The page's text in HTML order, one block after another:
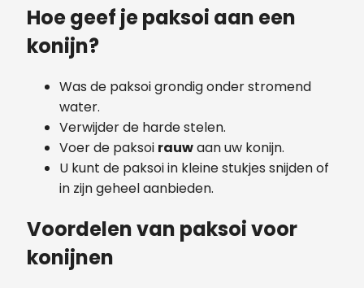
Hoe geef je paksoi aan een
konijn?
Was de paksoi grondig onder stromend
water.
Verwijder de harde stelen.
Voer de paksoi rauwaan uw konijn.
U kunt de paksoi in kleine stukjes snijden of
in zijn geheel aanbieden.
Voordelen van paksoi voor
konijnen